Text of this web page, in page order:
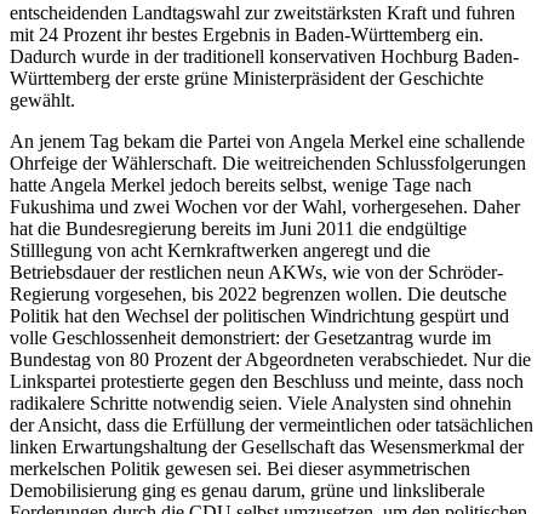
entscheidenden Landtagswahl zur zweitstärksten Kraft und fuhren
mit 24 Prozent ihr bestes Ergebnis in Baden-Württemberg ein.
Dadurch wurde in der traditionell konservativen Hochburg Baden-
Württemberg der erste grüne Ministerpräsident der Geschichte
gewählt.
An jenem Tag bekam die Partei von Angela Merkel eine schallende
Ohrfeige der Wählerschaft. Die weitreichenden Schlussfolgerungen
hatte Angela Merkel jedoch bereits selbst, wenige Tage nach
Fukushima und zwei Wochen vor der Wahl, vorhergesehen. Daher
hat die Bundesregierung bereits im Juni 2011 die endgültige
Stilllegung von acht Kernkraftwerken angeregt und die
Betriebsdauer der restlichen neun AKWs, wie von der Schröder-
Regierung vorgesehen, bis 2022 begrenzen wollen. Die deutsche
Politik hat den Wechsel der politischen Windrichtung gespürt und
volle Geschlossenheit demonstriert: der Gesetzantrag wurde im
Bundestag von 80 Prozent der Abgeordneten verabschiedet. Nur die
Linkspartei protestierte gegen den Beschluss und meinte, dass noch
radikalere Schritte notwendig seien. Viele Analysten sind ohnehin
der Ansicht, dass die Erfüllung der vermeintlichen oder tatsächlichen
linken Erwartungshaltung der Gesellschaft das Wesensmerkmal der
merkelschen Politik gewesen sei. Bei dieser asymmetrischen
Demobilisierung ging es genau darum, grüne und linksliberale